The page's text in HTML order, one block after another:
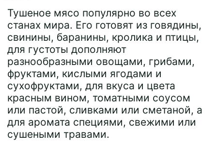
Тушеное мясо популярно во всех
станах мира. Его готовят из говядины,
свинины, баранины, кролика и птицы,
для густоты дополняют
разнообразными овощами, грибами,
фруктами, кислыми ягодами и
сухофруктами, для вкуса и цвета
красным вином, томатными соусом
или пастой, сливками или сметаной, а
для аромата специями, свежими или
сушеными травами.